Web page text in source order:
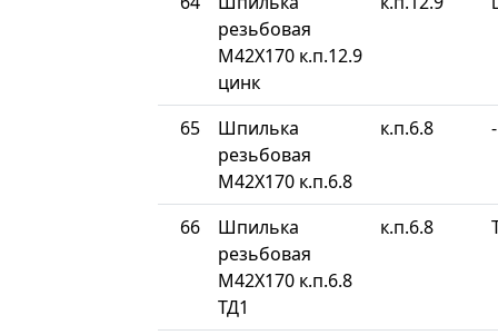
резьбовая
М42Х170 к.п.12.9
цинк
65
Шпилька
резьбовая
М42Х170 к.п.6.8
к.п.6.8 -
66
Шпилька
резьбовая
М42Х170 к.п.6.8
ТД1
к.п.6.8